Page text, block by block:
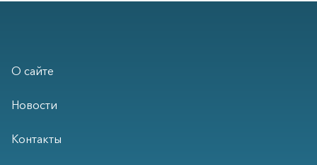
О сайте
Новости
Контакты